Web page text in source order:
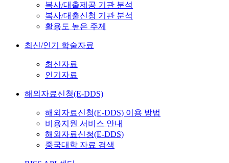
복사/대출제공 기관 분석
복사/대출신청 기관 분석
활용도 높은 주제
최신/인기 학술자료
최신자료
인기자료
해외자료신청(E-DDS)
해외자료신청(E-DDS) 이용 방법
비용지원 서비스 안내
해외자료신청(E-DDS)
중국대학 자료 검색